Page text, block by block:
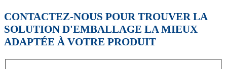
CONTACTEZ-NOUS POUR TROUVER LA
SOLUTION D'EMBALLAGE LA MIEUX
ADAPTÉE À VOTRE PRODUIT